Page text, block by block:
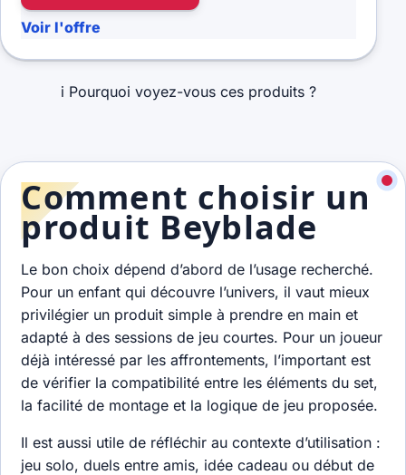
Voir l'offre
i Pourquoi voyez-vous ces produits ?
Comment choisir un
produit Beyblade
Le bon choix dépend d’abord de l’usage recherché.
Pour un enfant qui découvre l’univers, il vaut mieux
privilégier un produit simple à prendre en main et
adapté à des sessions de jeu courtes. Pour un joueur
déjà intéressé par les affrontements, l’important est
de vérifier la compatibilité entre les éléments du set,
la facilité de montage et la logique de jeu proposée.
Il est aussi utile de réfléchir au contexte d’utilisation :
jeu solo, duels entre amis, idée cadeau ou début de